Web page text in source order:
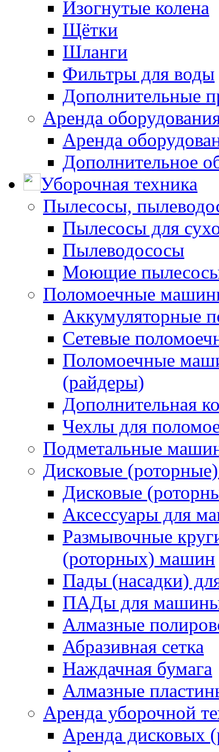
Изогнутые колена
Щётки
Шланги
Фильтры для воды
Дополнительные
Аренда
Аренда
Дополнительное
Уборочная техника
Пылесосы,
Пылесосы для
Пылеводососы
Моющие пылесосы
Поломоечные
Аккумуляторные
Сетевые
Поломоечные
(райдеры)
Дополнительная
Чехлы для
Подметальные
Дисковые
Дисковые
Аксессуары для
Размывочные
(роторных) машин
Пады (насадки)
ПАДы для
Алмазные
Абразивная сетка
Наждачная бумага
Алмазные
Аренда уборочной
Аренда дисковых